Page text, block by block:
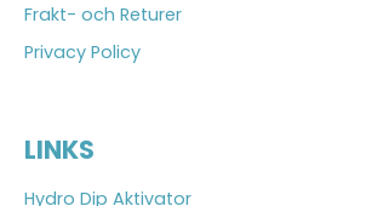
Frakt- och Returer
Privacy Policy
LINKS
Hydro Dip Aktivator